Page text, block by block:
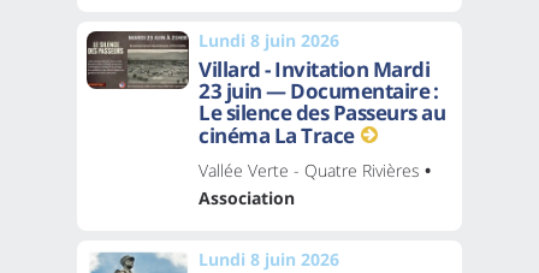
Lundi 8 juin 2026
Villard - Invitation Mardi
23 juin — Documentaire :
Le silence des Passeurs au
cinéma La Trace
Vallée Verte - Quatre Rivières •
Association
Lundi 8 juin 2026